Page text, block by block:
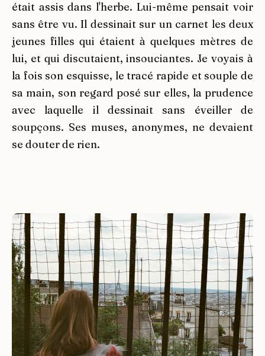
était assis dans l'herbe. Lui-même pensait voir
sans être vu. Il dessinait sur un carnet les deux
jeunes filles qui étaient à quelques mètres de
lui, et qui discutaient, insouciantes. Je voyais à
la fois son esquisse, le tracé rapide et souple de
sa main, son regard posé sur elles, la prudence
avec laquelle il dessinait sans éveiller de
soupçons. Ses muses, anonymes, ne devaient
se douter de rien.